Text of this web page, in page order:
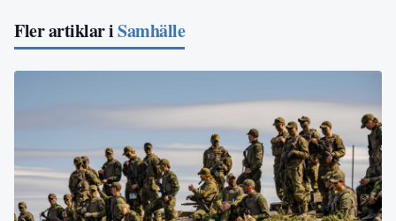
Fler artiklar iSamhälle